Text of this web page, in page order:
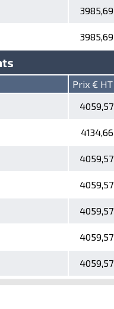
3985,69
3985,69
Prix € HT
4059,57
4134,66
4059,57
4059,57
4059,57
4059,57
4059,57